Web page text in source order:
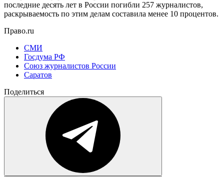
последние десять лет в России погибли 257 журналистов,
раскрываемость по этим делам составила менее 10 процентов.
Право.ru
СМИ
Госдума РФ
Союз журналистов России
Саратов
Поделиться